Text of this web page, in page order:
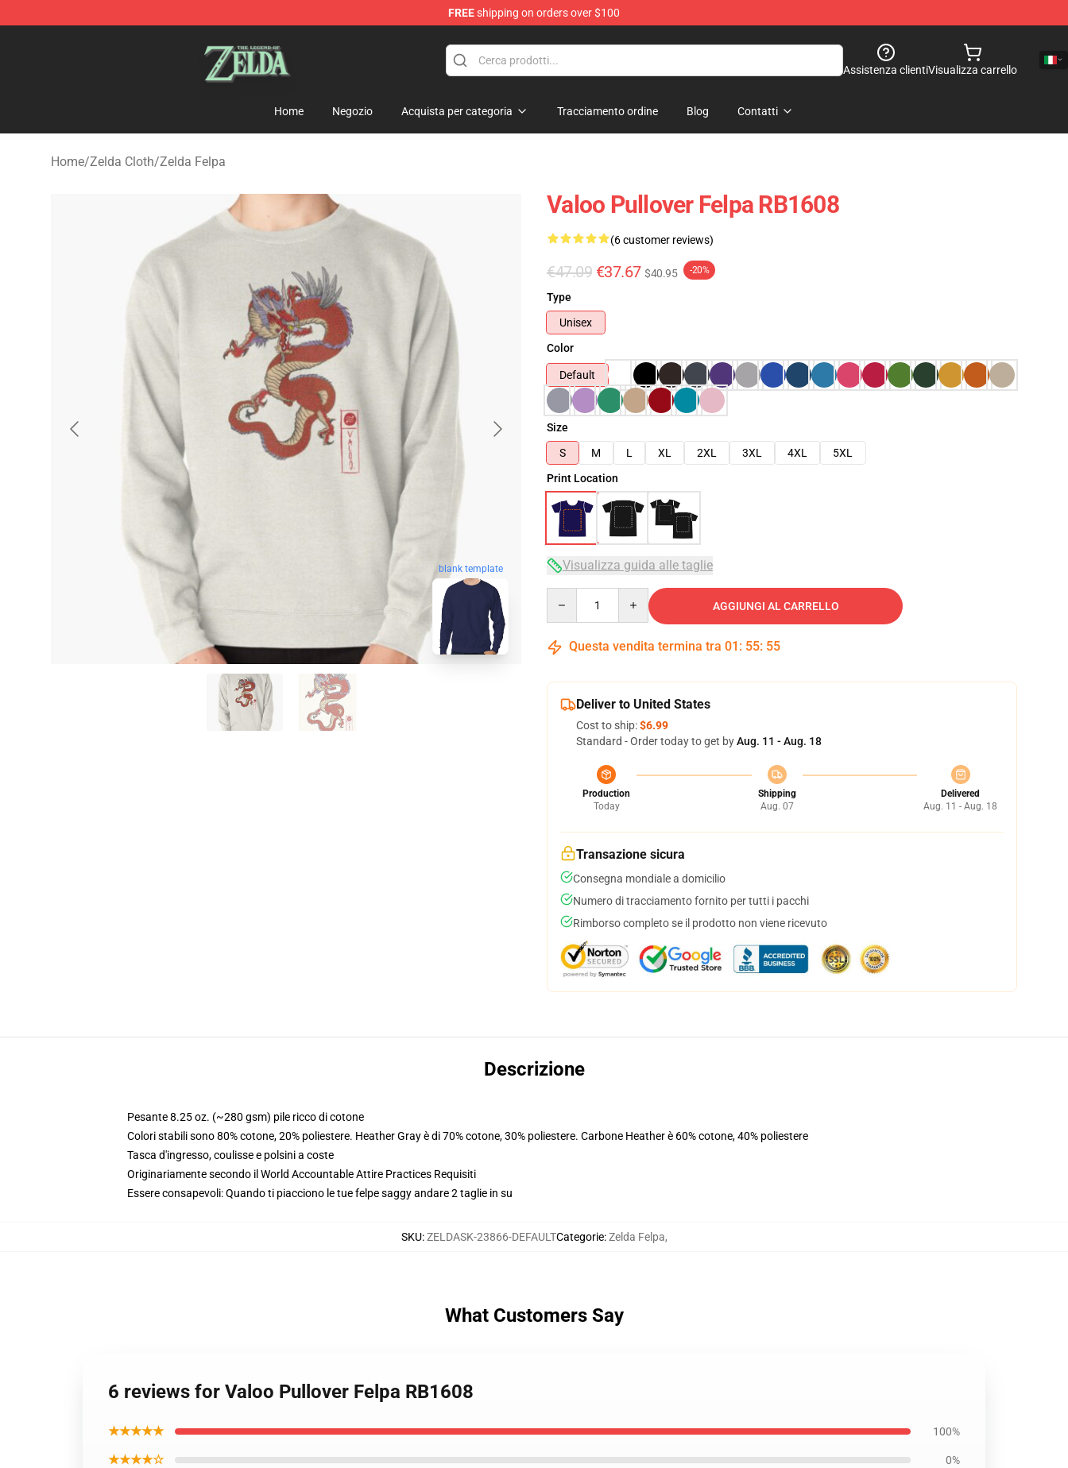
FREEshipping on orders over $100
Assistenza clientiVisualizza carrello
Home Negozio Acquista per categoria Tracciamento ordine Blog Contatti
Home/Zelda Cloth/Zelda Felpa
blank template
Valoo Pullover Felpa RB1608
(6 customer reviews)
€47.09 €37.67 $40.95 -20%
Type
Unisex
Color
Default
Size
S
M L XL 2XL 3XL 4XL
5XL
Print Location
Visualizza guida alle taglie
AGGIUNGI AL CARRELLO
Questa vendita termina tra 01 : 55: 54
Deliver to United States
Cost to ship:$6.99
Standard - Order today to get byAug. 11 - Aug. 18
Production
Today
Shipping
Aug. 07
Delivered
Aug. 11 - Aug. 18
Transazione sicura
Consegna mondiale a domicilio
Numero di tracciamento fornito per tutti i pacchi
Rimborso completo se il prodotto non viene ricevuto
Descrizione
Pesante 8.25 oz. (~280 gsm) pile ricco di cotone
Colori stabili sono 80% cotone, 20% poliestere. Heather Gray è di 70% cotone, 30% poliestere. Carbone Heather è 60% cotone, 40% poliestere
Tasca d'ingresso, coulisse e polsini a coste
Originariamente secondo il World Accountable Attire Practices Requisiti
Essere consapevoli: Quando ti piacciono le tue felpe saggy andare 2 taglie in su
SKU:ZELDASK-23866-DEFAULTCategorie:Zelda Felpa,
What Customers Say
6 reviews for Valoo Pullover Felpa RB1608
★★★★★ 100%
★★★★☆ 0%